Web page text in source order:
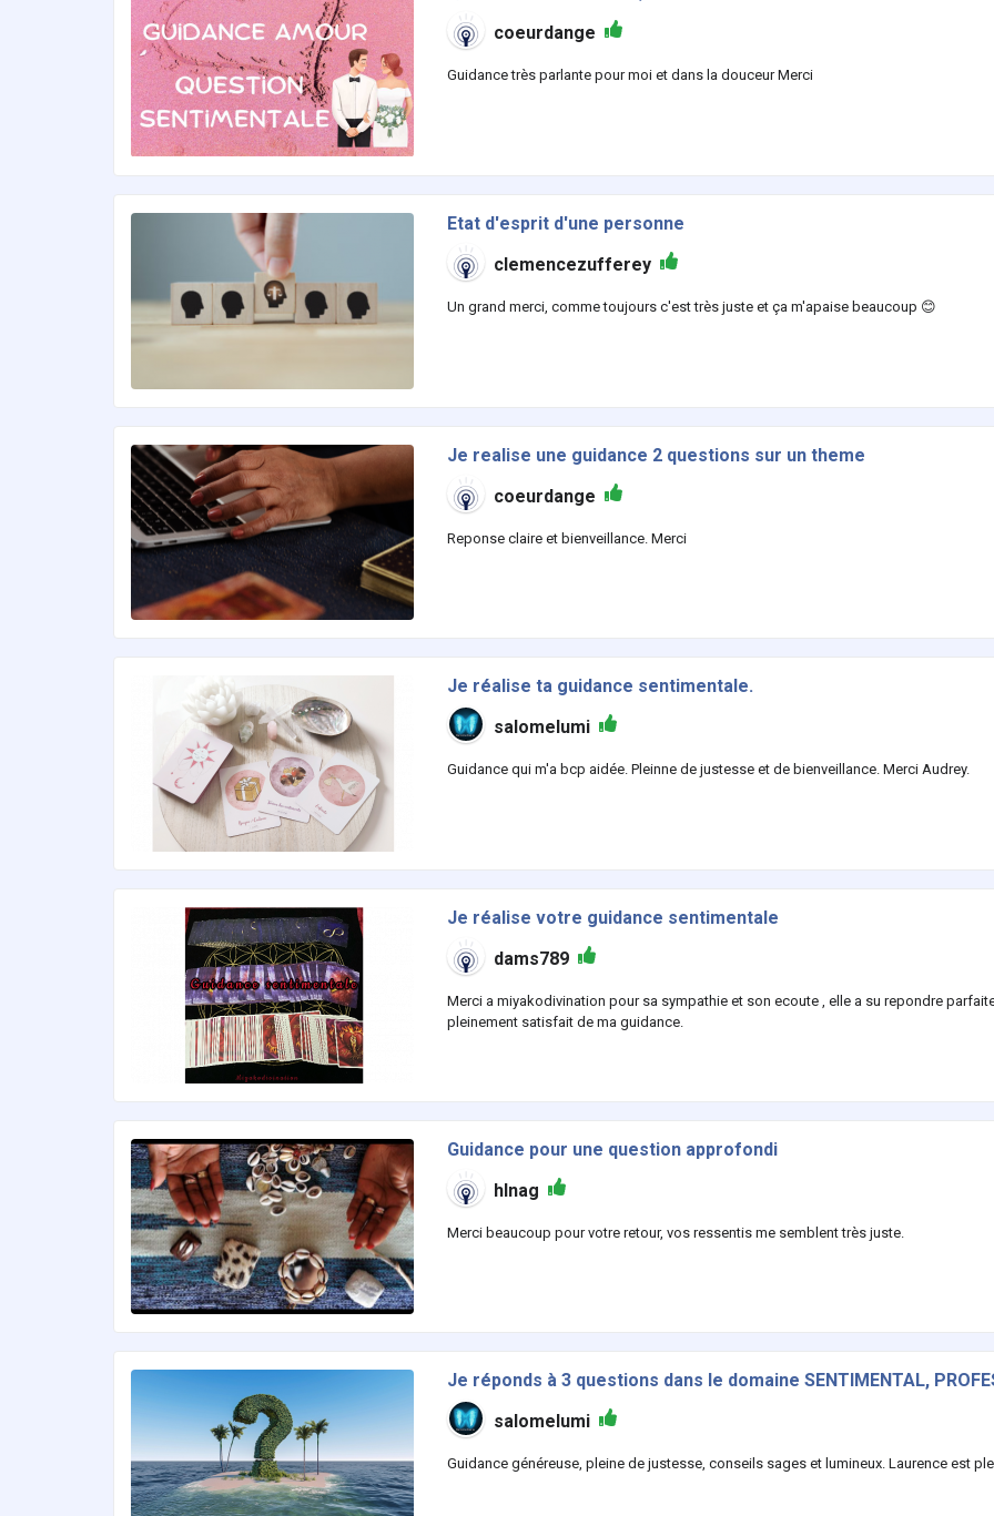
coeurdange
Guidance très parlante pour moi et dans la douceur Merci
Etat d'esprit d'une personne
clemencezufferey
Un grand merci, comme toujours c'est très juste et ça m'apaise beaucoup 😊
Je realise une guidance 2 questions sur un theme
coeurdange
Reponse claire et bienveillance. Merci
Je réalise ta guidance sentimentale.
salomelumi
Guidance qui m'a bcp aidée. Pleinne de justesse et de bienveillance. Merci Audrey.
Je réalise votre guidance sentimentale
dams789
Merci a miyakodivination pour sa sympathie et son ecoute , elle a su repondre
pleinement satisfait de ma guidance.
Guidance pour une question approfondi
hlnag
Merci beaucoup pour votre retour, vos ressentis me semblent très juste.
Je réponds à 3 questions dans le domaine SENTIMENTAL,
salomelumi
Guidance généreuse, pleine de justesse, conseils sages et lumineux. Laurence est